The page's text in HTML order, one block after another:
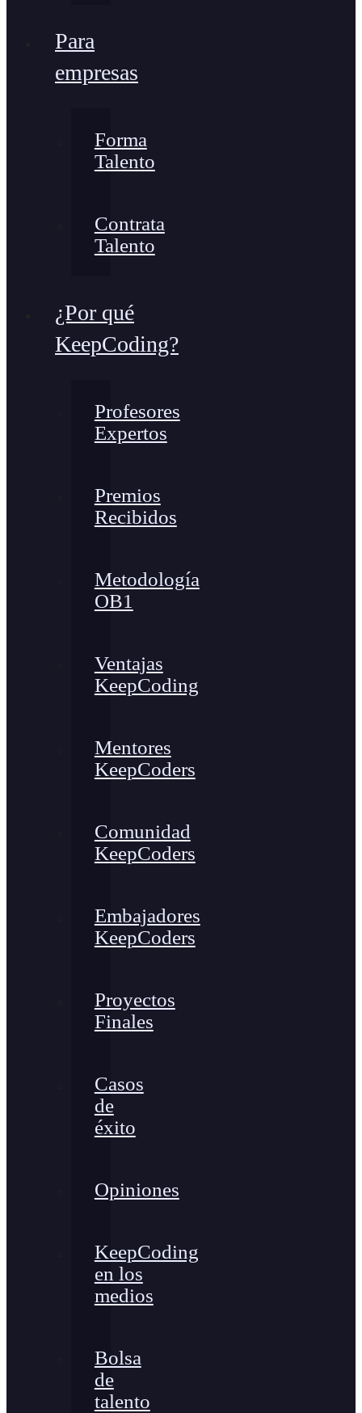
Para
empresas
Forma
Talento
Contrata
Talento
¿Por qué
KeepCoding?
Profesores
Expertos
Premios
Recibidos
Metodología
OB1
Ventajas
KeepCoding
Mentores
KeepCoders
Comunidad
KeepCoders
Embajadores
KeepCoders
Proyectos
Finales
Casos
de
éxito
Opiniones
KeepCoding
en los
medios
Bolsa
de
talento